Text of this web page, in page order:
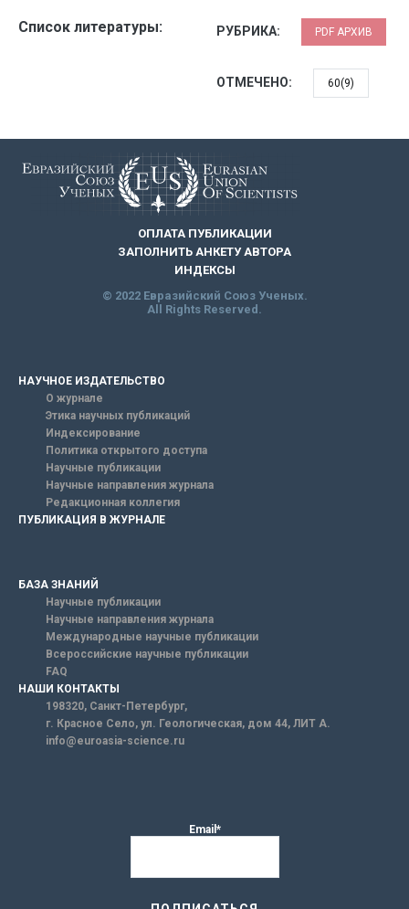
Список литературы: РУБРИКА: PDF АРХИВ
ОТМЕЧЕНО: 60(9)
ОПЛАТА ПУБЛИКАЦИИ
ЗАПОЛНИТЬ АНКЕТУ АВТОРА
ИНДЕКСЫ
© 2022 Евразийский Союз Ученых.
All Rights Reserved.
НАУЧНОЕ ИЗДАТЕЛЬСТВО
О журнале
Этика научных публикаций
Индексирование
Политика открытого доступа
Научные публикации
Научные направления журнала
Редакционная коллегия
ПУБЛИКАЦИЯ В ЖУРНАЛЕ
БАЗА ЗНАНИЙ
Научные публикации
Научные направления журнала
Международные научные публикации
Всероссийские научные публикации
FAQ
НАШИ КОНТАКТЫ
198320, Санкт-Петербург,
г. Красное Село, ул. Геологическая, дом 44, ЛИТ А.
info@euroasia-science.ru
Email*